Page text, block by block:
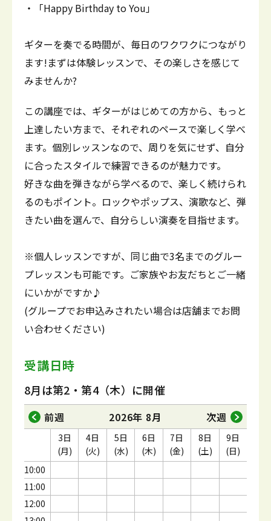
・「Happy Birthday to You」
ギターを奏でる時間が、毎日のワクワクにつながり
ます!まずは体験レッスンで、その楽しさを感じて
みませんか?
この講座では、ギターがはじめての方から、もっと
上達したい方まで、それぞれのペースで楽しく学べ
ます。個別レッスンなので、周りを気にせず、自分
に合ったスタイルで練習できるのが魅力です。
好きな曲を弾きながら学べるので、楽しく続けられ
るのもポイント。ロックやポップス、演歌など、弾
きたい曲を選んで、自分らしい演奏を目指せます。
※個人レッスンですが、同じ曲で3名までのグルー
プレッスンも可能です。ご家族やお友だちとご一緒
にいかがですか♪
(グループでお申込みされたい場合は店舗までお問
い合わせください)
受講日時
8月は第2・第4（木）に開催
前週 2026年 8月 次週
10:00
11:00
12:00
3日
(月)
4日
(火)
5日
(水)
6日
(木)
7日
(金)
8日
(土)
9日
(日)